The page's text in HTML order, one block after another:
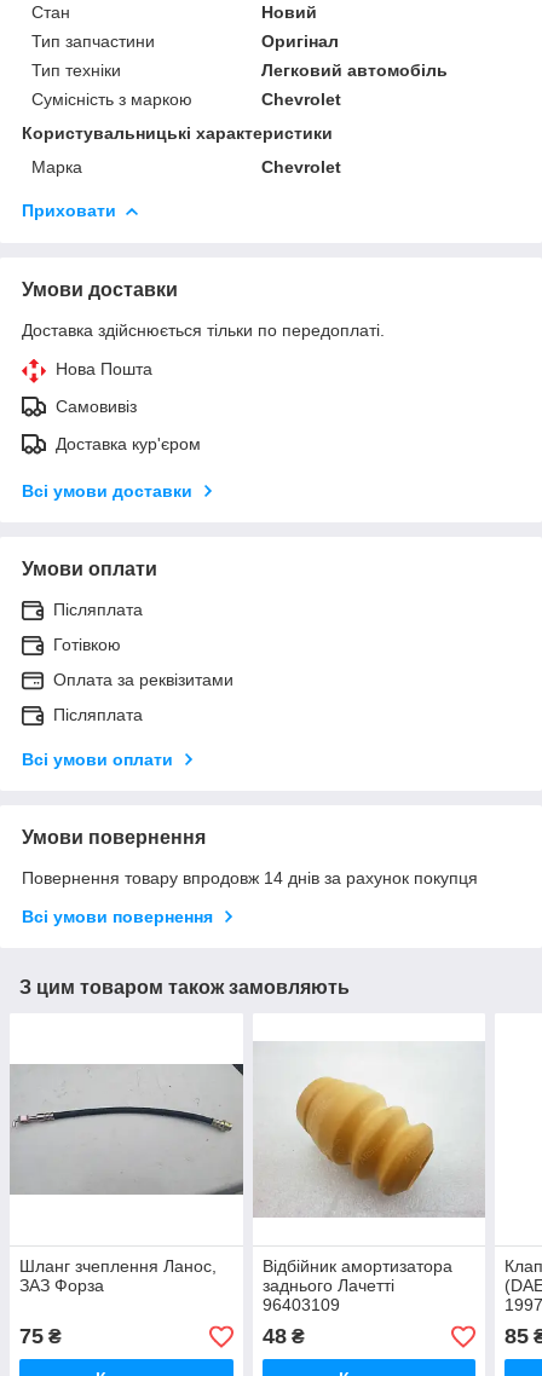
Стан
Новий
Тип запчастини
Оригінал
Тип техніки
Легковий автомобіль
Сумісність з маркою
Chevrolet
Користувальницькі характеристики
Марка
Chevrolet
Приховати
Умови доставки
Доставка здійснюється тільки по передоплаті.
Нова Пошта
Самовивіз
Доставка кур'єром
Всі умови доставки
Умови оплати
Післяплата
Готівкою
Оплата за реквізитами
Післяплата
Всі умови оплати
Умови повернення
Повернення товару впродовж 14 днів за рахунок покупця
Всі умови повернення
З цим товаром також замовляють
Шланг зчеплення Ланос,
ЗАЗ Форза
75 ₴
Відбійник амортизатора
заднього Лачетті
96403109
48₴ 85